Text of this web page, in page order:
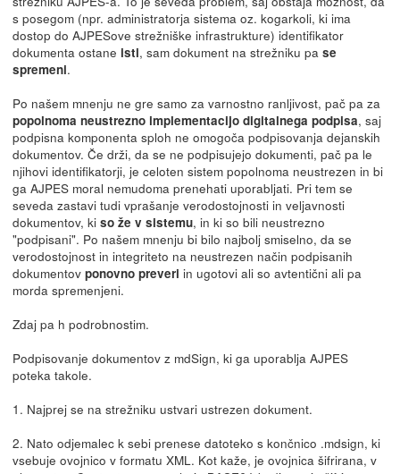
s posegom (npr. administratorja sistema oz. kogarkoli, ki ima
dostop do AJPESove strežniške infrastrukture) identifikator
dokumenta ostane isti, sam dokument na strežniku pa se
spremeni.
Po našem mnenju ne gre samo za varnostno ranljivost, pač pa za
popolnoma neustrezno implementacijo digitalnega podpisa, saj
podpisna komponenta sploh ne omogoča podpisovanja dejanskih
dokumentov. Če drži, da se ne podpisujejo dokumenti, pač pa le
njihovi identifikatorji, je celoten sistem popolnoma neustrezen in bi
ga AJPES moral nemudoma prenehati uporabljati. Pri tem se
seveda zastavi tudi vprašanje verodostojnosti in veljavnosti
dokumentov, ki so že v sistemu, in ki so bili neustrezno
"podpisani". Po našem mnenju bi bilo najbolj smiselno, da se
verodostojnost in integriteto na neustrezen način podpisanih
dokumentov ponovno preveri in ugotovi ali so avtentični ali pa
morda spremenjeni.
Zdaj pa h podrobnostim.
Podpisovanje dokumentov z mdSign, ki ga uporablja AJPES
poteka takole.
1. Najprej se na strežniku ustvari ustrezen dokument.
2. Nato odjemalec k sebi prenese datoteko s končnico .mdsign, ki
vsebuje ovojnico v formatu XML. Kot kaže, je ovojnica šifrirana, v